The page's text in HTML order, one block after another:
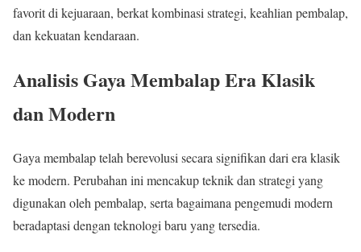
favorit di kejuaraan, berkat kombinasi strategi, keahlian pembalap,
dan kekuatan kendaraan.
Analisis Gaya Membalap Era Klasik
dan Modern
Gaya membalap telah berevolusi secara signifikan dari era klasik
ke modern. Perubahan ini mencakup teknik dan strategi yang
digunakan oleh pembalap, serta bagaimana pengemudi modern
beradaptasi dengan teknologi baru yang tersedia.